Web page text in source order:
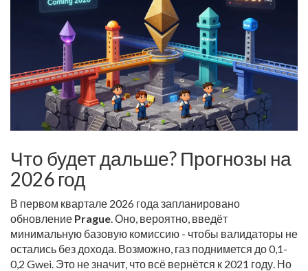
Что будет дальше? Прогнозы на
2026 год
В первом квартале 2026 года запланировано
обновление Prague . Оно, вероятно, введёт
минимальную базовую комиссию - чтобы валидаторы не
остались без дохода. Возможно, газ поднимется до 0,1-
0,2 Gwei. Это не значит, что всё вернётся к 2021 году. Но